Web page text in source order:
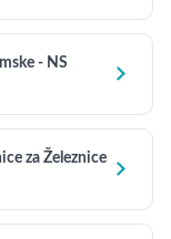
- NS

za Železnice
